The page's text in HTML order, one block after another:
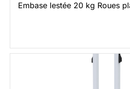
Embase lestée 20 kg Roues
serrage M10 x 15 Finition :
sans filet […]